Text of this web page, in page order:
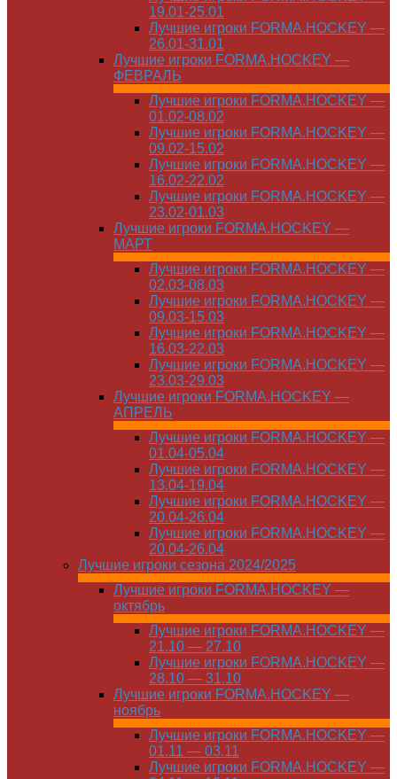
19.01-25.01
Лучшие игроки FORMA.HOCKEY —
26.01-31.01
Лучшие игроки FORMA.HOCKEY —
ФЕВРАЛЬ
Лучшие игроки FORMA.HOCKEY —
01.02-08.02
Лучшие игроки FORMA.HOCKEY —
09.02-15.02
Лучшие игроки FORMA.HOCKEY —
16.02-22.02
Лучшие игроки FORMA.HOCKEY —
23.02-01.03
Лучшие игроки FORMA.HOCKEY —
МАРТ
Лучшие игроки FORMA.HOCKEY —
02.03-08.03
Лучшие игроки FORMA.HOCKEY —
09.03-15.03
Лучшие игроки FORMA.HOCKEY —
16.03-22.03
Лучшие игроки FORMA.HOCKEY —
23.03-29.03
Лучшие игроки FORMA.HOCKEY —
АПРЕЛЬ
Лучшие игроки FORMA.HOCKEY —
01.04-05.04
Лучшие игроки FORMA.HOCKEY —
13.04-19.04
Лучшие игроки FORMA.HOCKEY —
20.04-26.04
Лучшие игроки FORMA.HOCKEY —
20.04-26.04
Лучшие игроки сезона 2024/2025
Лучшие игроки FORMA.HOCKEY —
октябрь
Лучшие игроки FORMA.HOCKEY —
21.10 — 27.10
Лучшие игроки FORMA.HOCKEY —
28.10 — 31.10
Лучшие игроки FORMA.HOCKEY —
ноябрь
Лучшие игроки FORMA.HOCKEY —
01.11 — 03.11
Лучшие игроки FORMA.HOCKEY —